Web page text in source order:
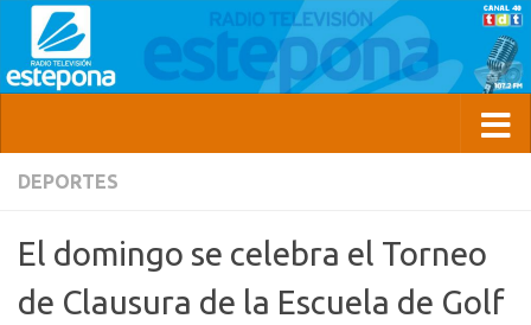
DEPORTES
El domingo se celebra el Torneo
de Clausura de la Escuela de Golf